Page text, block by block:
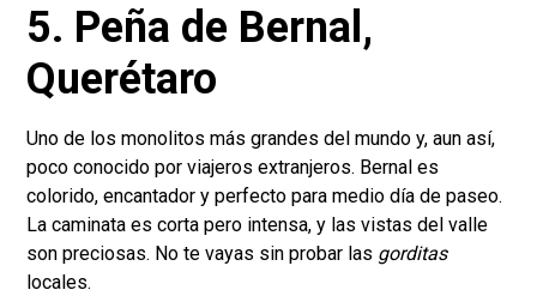
5. Peña de Bernal,
Querétaro
Uno de los monolitos más grandes del mundo y, aun así,
poco conocido por viajeros extranjeros. Bernal es
colorido, encantador y perfecto para medio día de paseo.
La caminata es corta pero intensa, y las vistas del valle
son preciosas. No te vayas sin probar las gorditas
locales.